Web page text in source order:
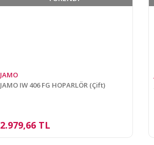
JAMO
JAMO IW 406 FG HOPARLÖR (Çift)
2.979,66 TL